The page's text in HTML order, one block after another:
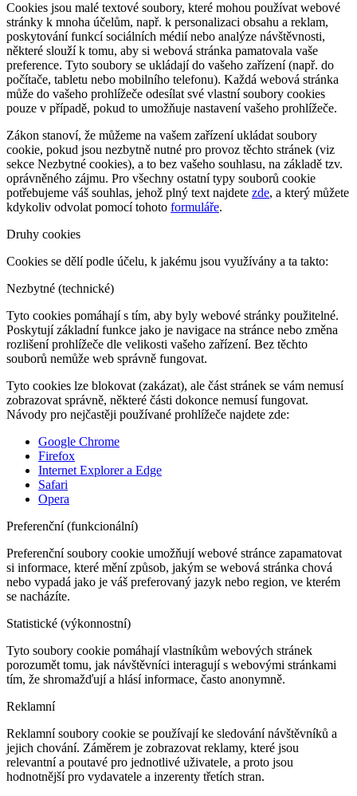
Cookies jsou malé textové soubory, které mohou používat webové
stránky k mnoha účelům, např. k personalizaci obsahu a reklam,
poskytování funkcí sociálních médií nebo analýze návštěvnosti,
některé slouží k tomu, aby si webová stránka pamatovala vaše
preference. Tyto soubory se ukládají do vašeho zařízení (např. do
počítače, tabletu nebo mobilního telefonu). Každá webová stránka
může do vašeho prohlížeče odesílat své vlastní soubory cookies
pouze v případě, pokud to umožňuje nastavení vašeho prohlížeče.
Zákon stanoví, že můžeme na vašem zařízení ukládat soubory
cookie, pokud jsou nezbytně nutné pro provoz těchto stránek (viz
sekce Nezbytné cookies), a to bez vašeho souhlasu, na základě tzv.
oprávněného zájmu. Pro všechny ostatní typy souborů cookie
potřebujeme váš souhlas, jehož plný text najdete zde, a který můžete
kdykoliv odvolat pomocí tohoto formuláře.
Druhy cookies
Cookies se dělí podle účelu, k jakému jsou využívány a ta takto:
Nezbytné (technické)
Tyto cookies pomáhají s tím, aby byly webové stránky použitelné.
Poskytují základní funkce jako je navigace na stránce nebo změna
rozlišení prohlížeče dle velikosti vašeho zařízení. Bez těchto
souborů nemůže web správně fungovat.
Tyto cookies lze blokovat (zakázat), ale část stránek se vám nemusí
zobrazovat správně, některé části dokonce nemusí fungovat.
Návody pro nejčastěji používané prohlížeče najdete zde:
Google Chrome
Firefox
Internet Explorer a Edge
Safari
Opera
Preferenční (funkcionální)
Preferenční soubory cookie umožňují webové stránce zapamatovat
si informace, které mění způsob, jakým se webová stránka chová
nebo vypadá jako je váš preferovaný jazyk nebo region, ve kterém
se nacházíte.
Statistické (výkonnostní)
Tyto soubory cookie pomáhají vlastníkům webových stránek
porozumět tomu, jak návštěvníci interagují s webovými stránkami
tím, že shromažďují a hlásí informace, často anonymně.
Reklamní
Reklamní soubory cookie se používají ke sledování návštěvníků a
jejich chování. Záměrem je zobrazovat reklamy, které jsou
relevantní a poutavé pro jednotlivé uživatele, a proto jsou
hodnotnější pro vydavatele a inzerenty třetích stran.